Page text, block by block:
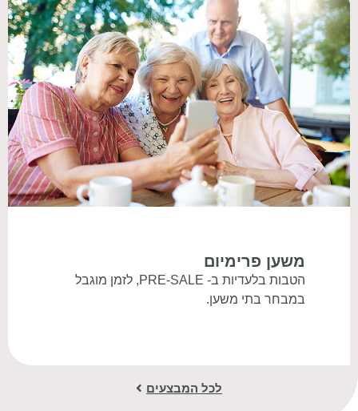
משען פרימיום
הטבות בלעדיות ב- PRE-SALE, לזמן מוגבל
במבחר בתי משען.
לכל המבצעים